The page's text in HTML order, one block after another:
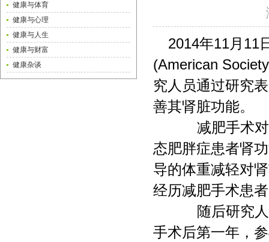
健康与体育
健康与心理
健康与人生
健康与财富
健康杂谈
2014年11月11
(American
究人员通过研究
善其肾脏功能。
减肥手术对
态肥胖症患者肾
导的体重减轻对
经历减肥手术患
随后研究人
手术后第一年，